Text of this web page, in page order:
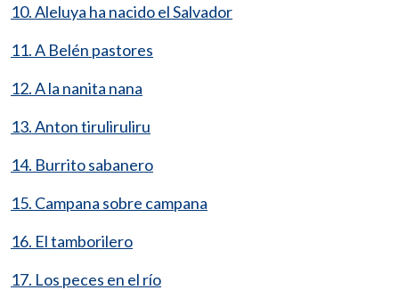
10. Aleluya ha nacido el Salvador
11. A Belén pastores
12. A la nanita nana
13. Anton tiruliruliru
14. Burrito sabanero
15. Campana sobre campana
16. El tamborilero
17. Los peces en el río